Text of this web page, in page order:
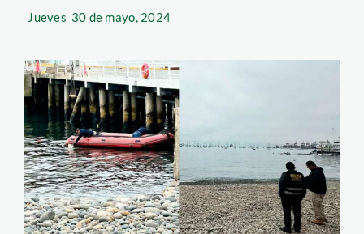
Jueves 30 de mayo, 2024